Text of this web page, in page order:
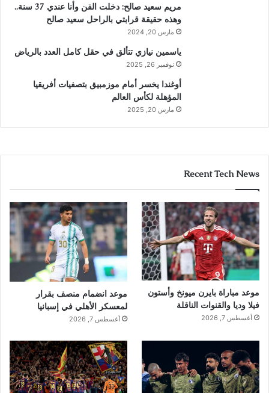
مريم سعيد صالح: دخلت الفن وأنا عندي 37 سنة..
وهذه حقيقة قرابتي بالراحل سعيد صالح
مارس 20, 2024
ياسمين نيازي تتألق في حقل كامل العدد بالرياض
نوفمبر 26, 2025
أوغندا يخسر أمام موزمبيق بتصفيات أفريقيا
المؤهلة لكأس العالم
مارس 20, 2025
Recent Tech News
موعد مباراة بايرن ميونخ وأستون
فيلا وديا والقنوات الناقلة
أغسطس 7, 2026
موعد انضمام منصف بقرار
لمعسكر الأهلي في إسبانيا
أغسطس 7, 2026